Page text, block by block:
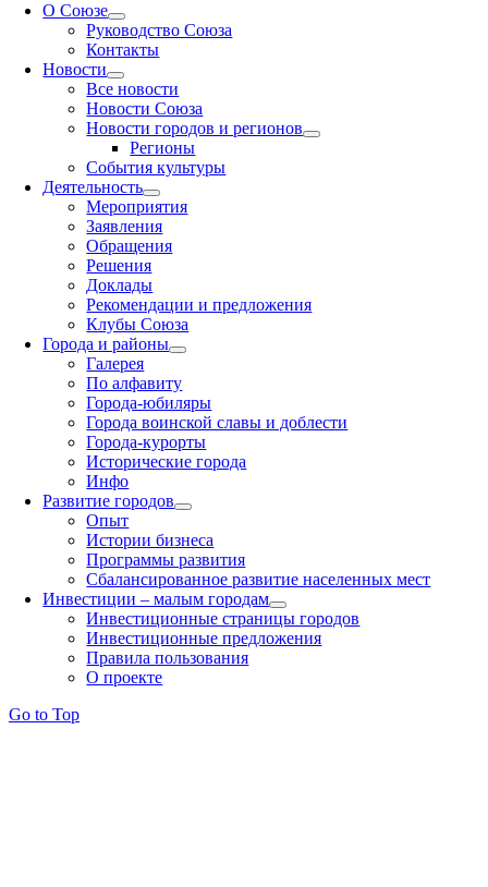
О Союзе
Руководство Союза
Контакты
Новости
Все новости
Новости Союза
Новости городов и регионов
Регионы
События культуры
Деятельность
Мероприятия
Заявления
Обращения
Решения
Доклады
Рекомендации и предложения
Клубы Союза
Города и районы
Галерея
По алфавиту
Города-юбиляры
Города воинской славы и доблести
Города-курорты
Исторические города
Инфо
Развитие городов
Опыт
Истории бизнеса
Программы развития
Сбалансированное развитие населенных мест
Инвестиции – малым городам
Инвестиционные страницы городов
Инвестиционные предложения
Правила пользования
О проекте
Go to Top